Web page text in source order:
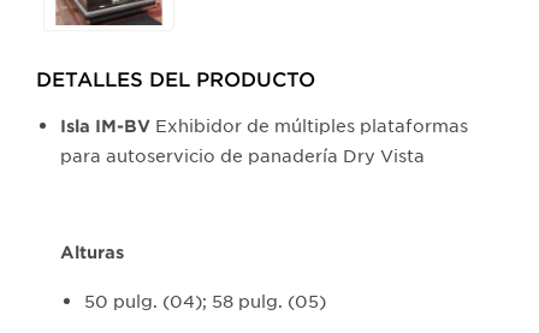
update
larger
image.
DETALLES DEL PRODUCTO​
Isla IM-BV Exhibidor de múltiples plataformas
para autoservicio de panadería Dry Vista
Alturas
50 pulg. (04); 58 pulg. (05)